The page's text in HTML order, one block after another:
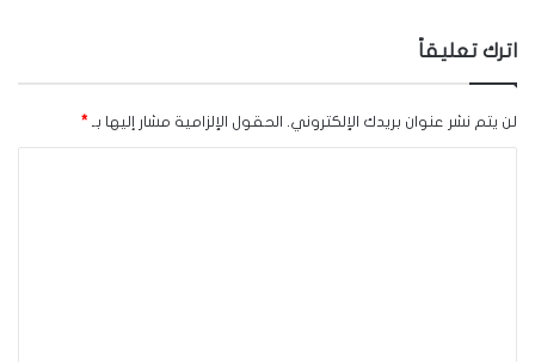
اترك تعليقاً
لن يتم نشر عنوان بريدك الإلكتروني. الحقول الإلزامية مشار إليها بـ *